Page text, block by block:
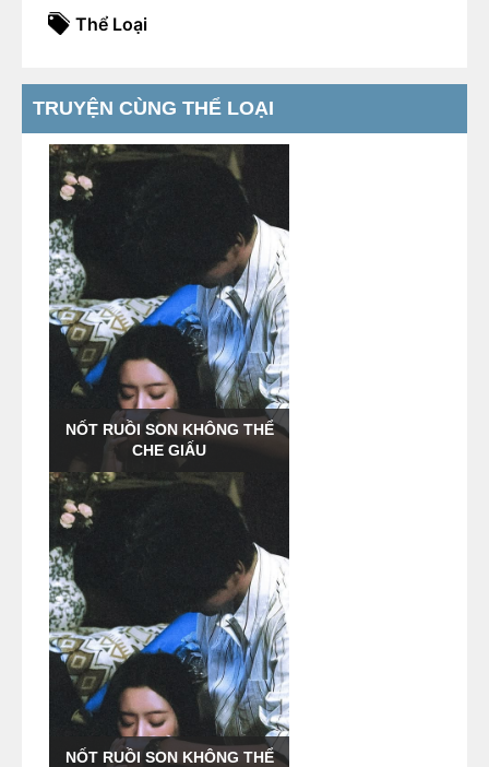
Thể Loại
TRUYỆN CÙNG THỂ LOẠI
NỐT RUỒI SON KHÔNG THỂ
CHE GIẤU
NỐT RUỒI SON KHÔNG THỂ